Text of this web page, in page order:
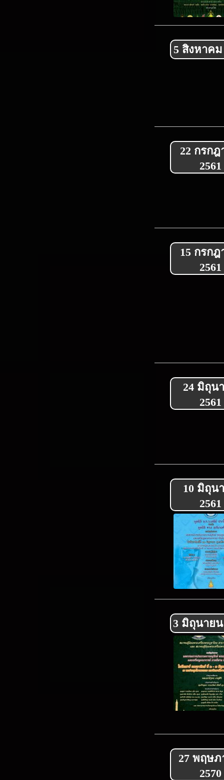
5 สิงหาคม
22 กรก
2561
15 กรก
2561
24 มิถุน
2561
10 มิถุน
2561
3 มิถุนายน
27 พฤษ
2570